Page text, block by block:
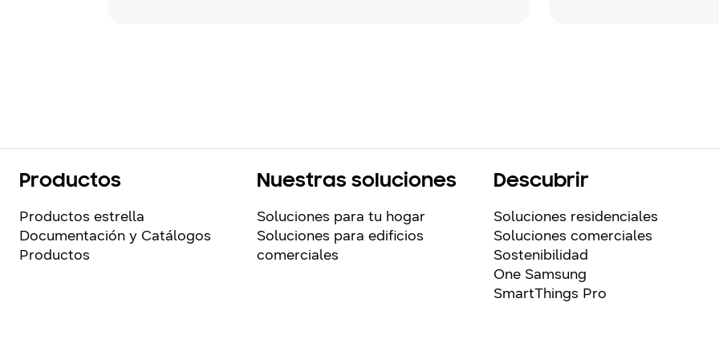
Productos
Productos estrella
Documentación y Catálogos
Productos
Nuestras soluciones
Soluciones para tu hogar
Soluciones para edificios
comerciales
Descubrir
Soluciones residenciales
Soluciones comerciales
Sostenibilidad
One Samsung
SmartThings Pro